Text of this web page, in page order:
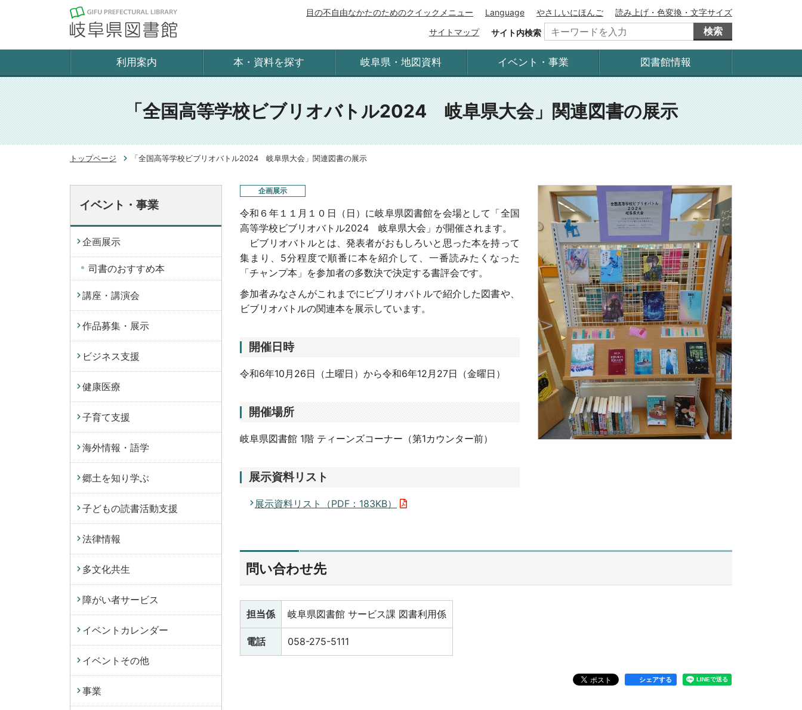
目の不自由なかたのためのクイックメニュー Language やさしいにほんご
読み上げ・色変換・文字サイズ
サイトマップ
サイト内検索 検索
利用案内 本・資料を探す 岐阜県・地図資料 イベント・事業 図書館情報
「全国高等学校ビブリオバトル2024 岐阜県大会」関連図書の展示
トップページ 「全国高等学校ビブリオバトル2024 岐阜県大会」関連図書の展示
企画展示
令和６年１１月１０日（日）に岐阜県図書館を会場として「全国
高等学校ビブリオバトル2024 岐阜県大会」が開催されます。
ビブリオバトルとは、発表者がおもしろいと思った本を持って
集まり、5分程度で順番に本を紹介して、一番読みたくなった
「チャンプ本」を参加者の多数決で決定する書評会です。
参加者みなさんがこれまでにビブリオバトルで紹介した図書や、
ビブリオバトルの関連本を展示しています。
開催日時
令和6年10月26日（土曜日）から令和6年12月27日（金曜日）
開催場所
岐阜県図書館 1階 ティーンズコーナー（第1カウンター前）
展示資料リスト
展示資料リスト（PDF：183KB）
問い合わせ先
担当係 岐阜県図書館 サービス課 図書利用係
電話 058-275-5111
シェアする
イベント・事業
企画展示
司書のおすすめ本
講座・講演会
作品募集・展示
ビジネス支援
健康医療
子育て支援
海外情報・語学
郷土を知り学ぶ
子どもの読書活動支援
法律情報
多文化共生
障がい者サービス
イベントカレンダー
イベントその他
事業